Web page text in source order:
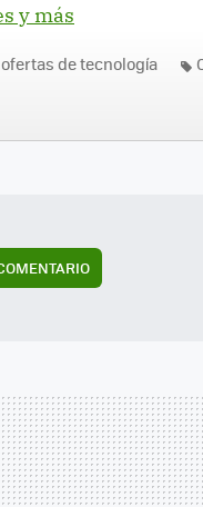
y más
de tecnología